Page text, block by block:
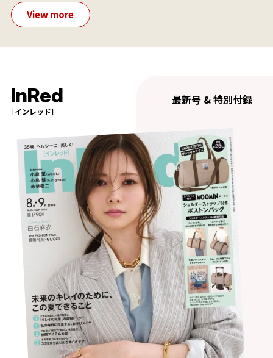
View more
InRed
［インレッド］
最新号 & 特別付録